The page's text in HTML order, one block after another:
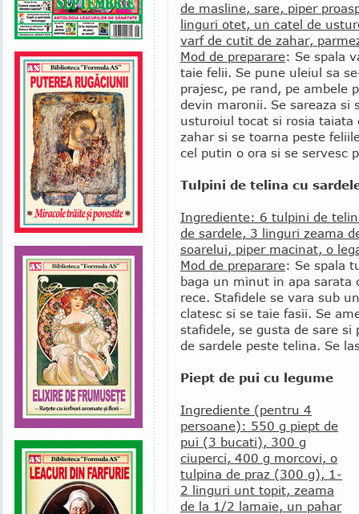
de masline, sare, piper
linguri otet, un catel de
varf de cutit de zahar,
Mod de preparare: Se spala
taie felii. Se pune uleiul sa
prajesc, pe rand, pe ambele
devin maronii. Se sareaza si
usturoiul tocat si rosia taiata
zahar si se toarna peste
cel putin o ora si se servesc
Tulpini de telina cu
Ingrediente: 6 tulpini de
de sardele, 3 linguri zeama
soarelui, piper macinat, o
Mod de preparare: Se spala
baga un minut in apa sarata
rece. Stafidele se vara sub
clatesc si se taie fasii. Se
stafidele, se gusta de sare
de sardele peste telina. Se
Piept de pui cu legume
Ingrediente (pentru 4
persoane): 550 g piept de
pui (3 bucati), 300 g
ciuperci, 400 g morcovi, o
tulpina de praz (300 g), 1-
2 linguri unt topit, zeama
de la 1/2 lamaie, un pahar